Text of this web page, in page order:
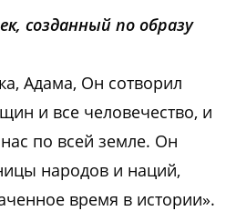
созданный по образу
Адама, Он сотворил
и все человечество, и
по всей земле. Он
народов и наций,
время в истории».